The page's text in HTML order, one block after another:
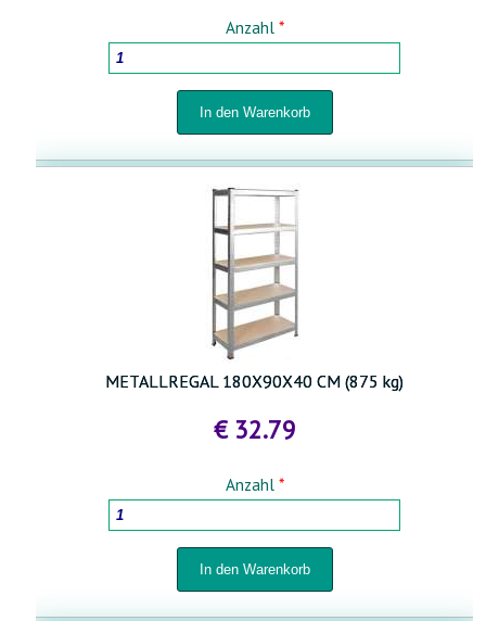
Anzahl *
METALLREGAL 180X90X40 CM (875 kg)
€ 32.79
Anzahl *